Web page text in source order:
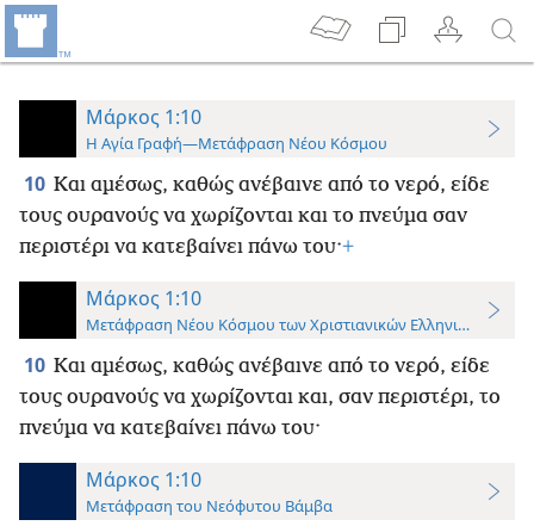
Μάρκος 1:10
Η Αγία Γραφή—Μετάφραση Νέου Κόσμου
10 Και αμέσως, καθώς ανέβαινε από το νερό, είδε
τους ουρανούς να χωρίζονται και το πνεύμα σαν
περιστέρι να κατεβαίνει πάνω του·+
Μάρκος 1:10
Μετάφραση Νέου Κόσμου των Χριστιανικών Ελληνικών
10 Και αμέσως, καθώς ανέβαινε από το νερό, είδε
τους ουρανούς να χωρίζονται και, σαν περιστέρι, το
πνεύμα να κατεβαίνει πάνω του·
Μάρκος 1:10
Μετάφραση του Νεόφυτου Βάμβα